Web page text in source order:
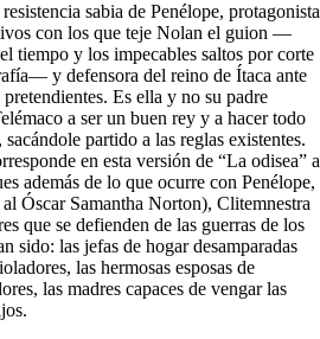
sabia de Penélope, protagonista
con los que teje Nolan el guion —
tiempo y los impecables saltos por corte
y defensora del reino de Ítaca ante
Es ella y no su padre
a ser un buen rey y a hacer todo
partido a las reglas existentes.
en esta versión de “La odisea” a
además de lo que ocurre con Penélope,
Óscar Samantha Norton), Clitemnestra
que se defienden de las guerras de los
sido: las jefas de hogar desamparadas
las hermosas esposas de
las madres capaces de vengar las